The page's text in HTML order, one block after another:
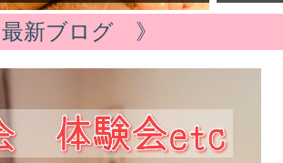
ボディセラピー